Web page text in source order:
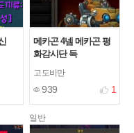
메카곤 4넴 메카곤 평
화감시단 득
고도비만
939 1
일반